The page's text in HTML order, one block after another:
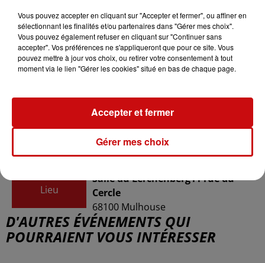
Tarif Gratuit
Lerchenberg
06 45 94 99 35
lerchenberg.culture@gmail.com
Lieu
Salle du Lerchenberg11 rue du
Cercle
68100 Mulhouse
D'AUTRES ÉVÉNEMENTS QUI
POURRAIENT VOUS INTÉRESSER
Vous pouvez accepter en cliquant sur "Accepter et fermer", ou affiner en
sélectionnant les finalités et/ou partenaires dans "Gérer mes choix".
Vous pouvez également refuser en cliquant sur "Continuer sans
accepter". Vos préférences ne s'appliqueront que pour ce site. Vous
pouvez mettre à jour vos choix, ou retirer votre consentement à tout
moment via le lien "Gérer les cookies" situé en bas de chaque page.
Gérer mes choix
Accepter et fermer